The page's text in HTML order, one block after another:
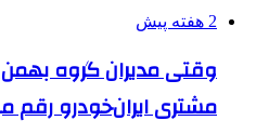
2 هفته پیش
وقتی مدیران گروه
مشتری ایران‌خودرو رقم